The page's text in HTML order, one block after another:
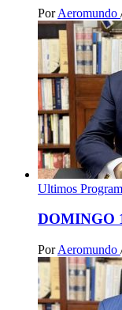
Por Aeromundo
Ultimos
DOMINGO
Por Aeromundo